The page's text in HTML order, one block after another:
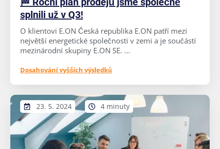
splnili už v Q3!
O klientovi E.ON Česká republika E.ON patří mezi
největší energetické společnosti v zemi a je součástí
mezinárodní skupiny E.ON SE. ...
Dosahování vyšších výsledků
23. 5. 2024 4 minuty